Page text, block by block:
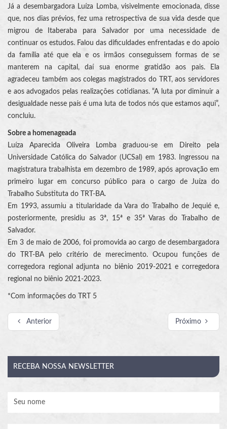
Já a desembargadora Luíza Lomba, visivelmente emocionada, disse
que, nos dias prévios, fez uma retrospectiva de sua vida desde que
migrou de Itaberaba para Salvador por uma necessidade de
continuar os estudos. Falou das dificuldades enfrentadas e do apoio
da família até que ela e os irmãos conseguissem formas de se
manterem na capital, daí sua enorme gratidão aos pais. Ela
agradeceu também aos colegas magistrados do TRT, aos servidores
e aos advogados pelas realizações cotidianas. “A luta por diminuir a
desigualdade nesse país é uma luta de todos nós que estamos aqui”,
concluiu.
Sobre a homenageada
Luíza Aparecida Oliveira Lomba graduou-se em Direito pela
Universidade Católica do Salvador (UCSal) em 1983. Ingressou na
magistratura trabalhista em dezembro de 1989, após aprovação em
primeiro lugar em concurso público para o cargo de Juíza do
Trabalho Substituta do TRT-BA.
Em 1993, assumiu a titularidade da Vara do Trabalho de Jequié e,
posteriormente, presidiu as 3ª, 15ª e 35ª Varas do Trabalho de
Salvador.
Em 3 de maio de 2006, foi promovida ao cargo de desembargadora
do TRT-BA pelo critério de merecimento. Ocupou funções de
corregedora regional adjunta no biênio 2019-2021 e corregedora
regional no biênio 2021-2023.
*Com informações do TRT 5
Anterior Próximo
RECEBA NOSSA NEWSLETTER